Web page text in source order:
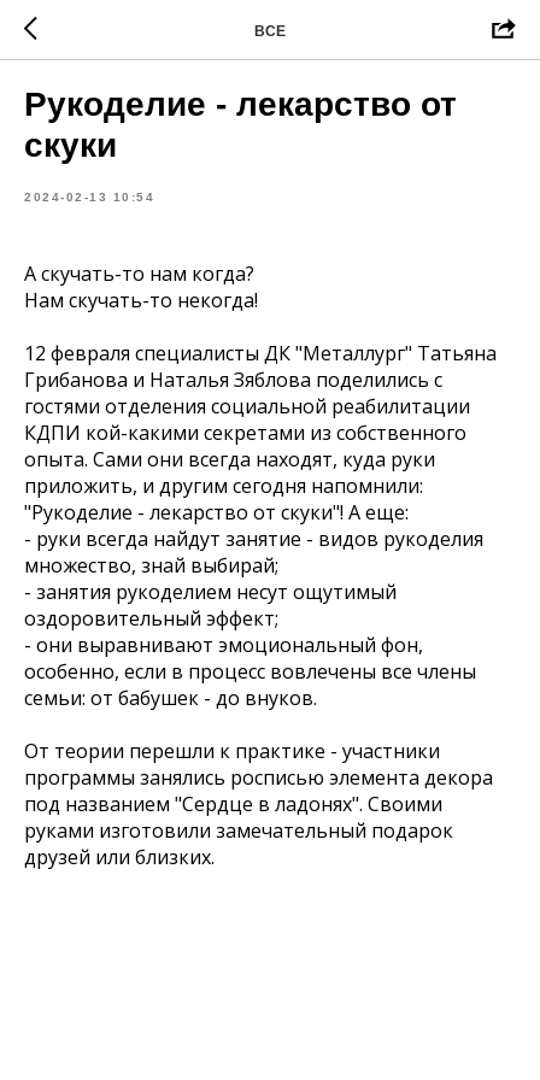
ВСЕ
Рукоделие - лекарство от
скуки
2024-02-13 10:54
А скучать-то нам когда?
Нам скучать-то некогда!
12 февраля специалисты ДК "Металлург" Татьяна
Грибанова и Наталья Зяблова поделились с
гостями отделения социальной реабилитации
КДПИ кой-какими секретами из собственного
опыта. Сами они всегда находят, куда руки
приложить, и другим сегодня напомнили:
"Рукоделие - лекарство от скуки"! А еще:
- руки всегда найдут занятие - видов рукоделия
множество, знай выбирай;
- занятия рукоделием несут ощутимый
оздоровительный эффект;
- они выравнивают эмоциональный фон,
особенно, если в процесс вовлечены все члены
семьи: от бабушек - до внуков.
От теории перешли к практике - участники
программы занялись росписью элемента декора
под названием "Сердце в ладонях". Своими
руками изготовили замечательный подарок
друзей или близких.